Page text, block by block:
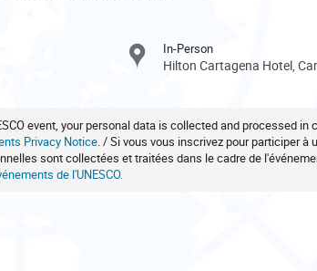
In-Person
Hilton Cartagena Hotel,
event, your personal data is collected and processed in
Privacy Notice. / Si vous vous inscrivez pour participer à
sont collectées et traitées dans le cadre de
de l'UNESCO.